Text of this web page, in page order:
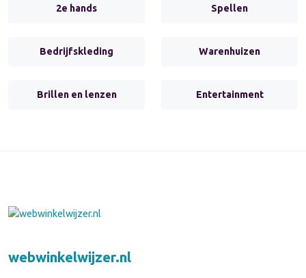
2e hands Spellen
Bedrijfskleding Warenhuizen
Brillen en lenzen Entertainment
webwinkelwijzer.nl